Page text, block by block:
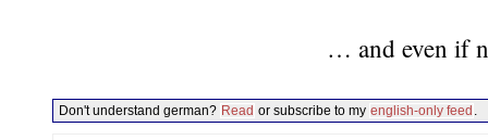
… and even if
Don't understand german? Read or subscribe to my english-only feed